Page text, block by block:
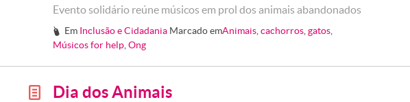
Evento solidário reúne músicos em prol dos animais abandonados
# Em Inclusão e Cidadania Marcado emAnimais ,cachorros ,gatos
Músicos for help Ong
g Dia dos Animais